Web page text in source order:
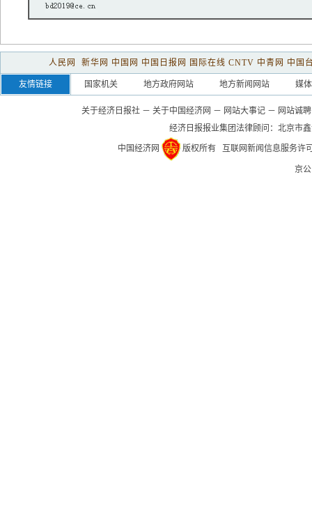
人民网 新华网 中国网 中国日报网 国际在线 CNTV 中青网 中国
友情链接 国家机关 地方政府网站 地方新闻网站 媒
关于经济日报社 － 关于中国经济网 － 网站大事记 － 网站诚聘
经济日报报业集团法律顾问： 北京市
中国经济网 版权所有 互联网新闻信息服务许
京